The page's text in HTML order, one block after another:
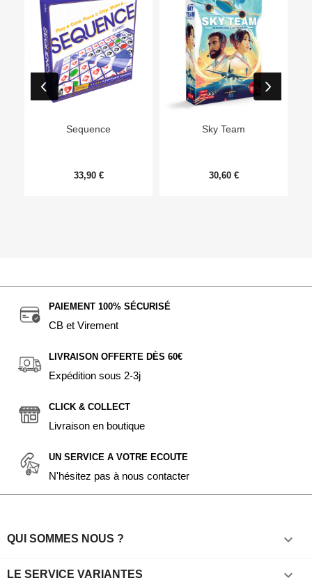
Sequence
33,90 €
Sky Team
30,60 €
PAIEMENT 100% SÉCURISÉ
CB et Virement
LIVRAISON OFFERTE DÈS 60€
Expédition sous 2-3j
CLICK & COLLECT
Livraison en boutique
UN SERVICE A VOTRE ECOUTE
N'hésitez pas à nous contacter
QUI SOMMES NOUS ? 
LE SERVICE VARIANTES